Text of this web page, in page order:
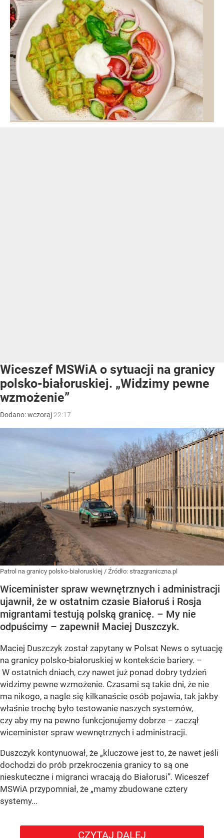
Wiceszef MSWiA o sytuacji na granicy
polsko-białoruskiej. „Widzimy pewne
wzmożenie”
Dodano:wczoraj 22:17
Patrol na granicy polsko-białoruskiej / Źródło: strazgraniczna.pl
Wiceminister spraw wewnętrznych i administracji
ujawnił, że w ostatnim czasie Białoruś i Rosja
migrantami testują polską granicę. – My nie
odpuścimy – zapewnił Maciej Duszczyk.
Maciej Duszczyk został zapytany w Polsat News o sytuację
na granicy polsko-białoruskiej w kontekście bariery. –
W ostatnich dniach, czy nawet już ponad dobry tydzień
widzimy pewne wzmożenie. Czasami są takie dni, że nie
ma nikogo, a nagle się kilkanaście osób pojawia, tak jakby
właśnie trochę było testowanie naszych systemów,
czy aby my na pewno funkcjonujemy dobrze – zaczął
wiceminister spraw wewnętrznych i administracji.
Duszczyk kontynuował, że „kluczowe jest to, że nawet jeśli
dochodzi do prób przekroczenia granicy to są one
nieskuteczne i migranci wracają do Białorusi”. Wiceszef
MSWiA przypomniał, że „mamy zbudowane cztery
systemy...
CZYTAJ DALEJ